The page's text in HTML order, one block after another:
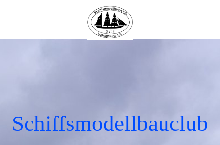
Schiffsmodellbauclub